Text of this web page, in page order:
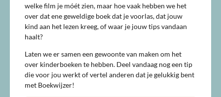
welke film je móét zien, maar hoe vaak hebben we het
over dat ene geweldige boek dat je voorlas, dat jouw
kind aan het lezen kreeg, of waar je jouw tips vandaan
haalt?
Laten we er samen een gewoonte van maken om het
over kinderboeken te hebben. Deel vandaag nog een tip
die voor jou werkt of vertel anderen dat je gelukkig bent
met Boekwijzer!